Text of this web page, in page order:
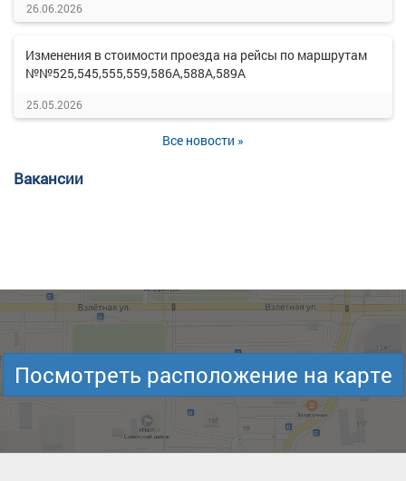
26.06.2026
Изменения в стоимости проезда на рейсы по маршрутам
№№525,545,555,559,586А,588А,589А
25.05.2026
Все новости »
Вакансии
Посмотреть расположение на карте